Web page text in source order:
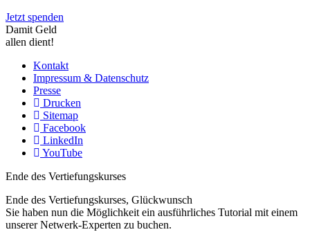
Jetzt spenden
Damit Geld
allen dient!
Kontakt
Impressum & Datenschutz
Presse
Drucken
Sitemap
Facebook
LinkedIn
YouTube
Ende des Vertiefungskurses
Ende des Vertiefungskurses, Glückwunsch
Sie haben nun die Möglichkeit ein ausführliches Tutorial mit einem
unserer Netwerk-Experten zu buchen.